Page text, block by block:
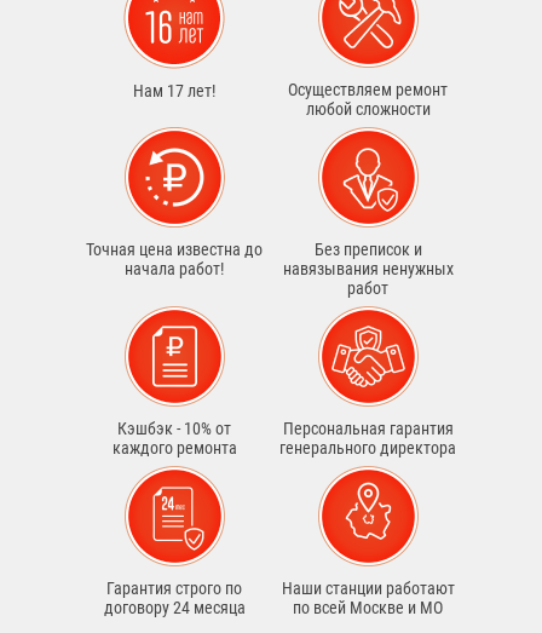
Нам 17 лет!
Осуществляем ремонт
любой сложности
Точная цена известна до
начала работ!
Без преписок и
навязывания ненужных
работ
Кэшбэк - 10% от
каждого ремонта
Персональная гарантия
генерального директора
Гарантия строго по
договору 24 месяца
Наши станции работают
по всей Москве и МО